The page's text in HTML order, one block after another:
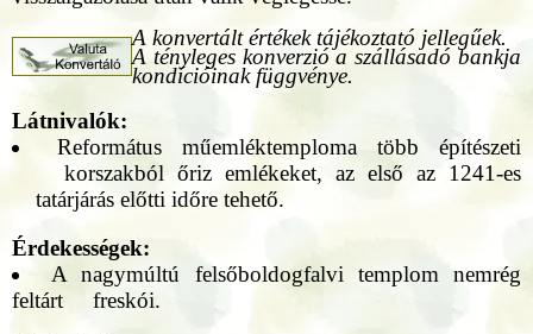
A konvertált értékek tájékoztató jellegűek.
A tényleges konverzió a szállásadó bankja
kondícióinak függvénye.
Látnivalók:
Református műemléktemploma több építészeti
korszakból őriz emlékeket, az első az 1241-es
tatárjárás előtti időre tehető.
Érdekességek:
A nagymúltú felsőboldogfalvi templom nemrég
feltárt freskói.